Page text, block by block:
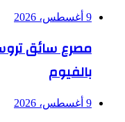
9 أغسطس، 2026
مصرع سائق
بالفيوم
9 أغسطس، 2026